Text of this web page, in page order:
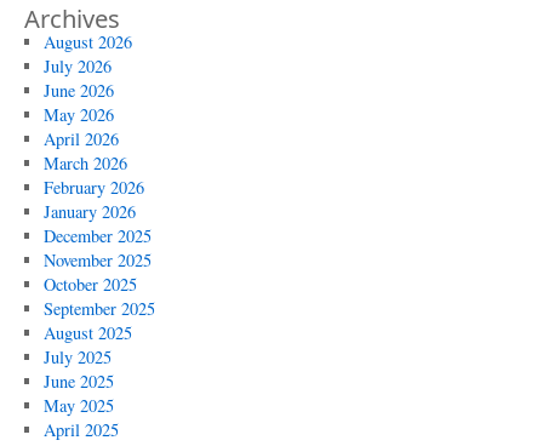
Archives
August 2026
July 2026
June 2026
May 2026
April 2026
March 2026
February 2026
January 2026
December 2025
November 2025
October 2025
September 2025
August 2025
July 2025
June 2025
May 2025
April 2025